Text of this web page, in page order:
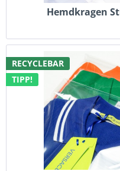
Hemdkragen
RECYCLEBAR
TIPP!